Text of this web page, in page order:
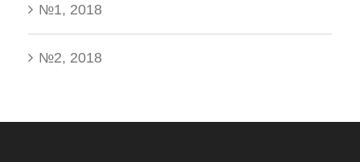
№1, 2018
№2, 2018